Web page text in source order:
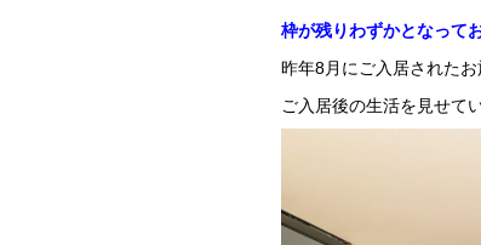
枠が残りわずかとなって
昨年8月にご入居された
ご入居後の生活を見せて